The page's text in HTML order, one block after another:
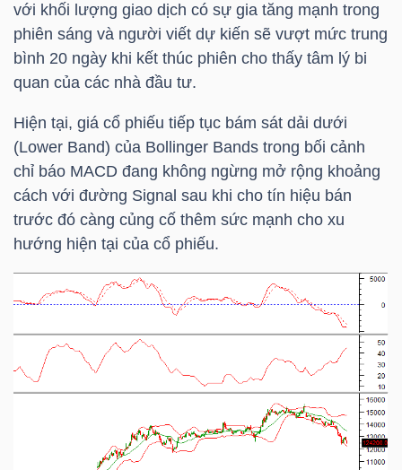
với khối lượng giao dịch có sự gia tăng mạnh trong
phiên sáng và người viết dự kiến sẽ vượt mức trung
bình 20 ngày khi kết thúc phiên cho thấy tâm lý bi
quan của các nhà đầu tư.
Hiện tại, giá cổ phiếu tiếp tục bám sát dải dưới
(Lower Band) của Bollinger Bands trong bối cảnh
chỉ báo MACD đang không ngừng mở rộng khoảng
cách với đường Signal sau khi cho tín hiệu bán
trước đó càng củng cố thêm sức mạnh cho xu
hướng hiện tại của cổ phiếu.
CỔ
PHÁI
SINH
TRÁI
CÔNG
CỤ
ĐẦU